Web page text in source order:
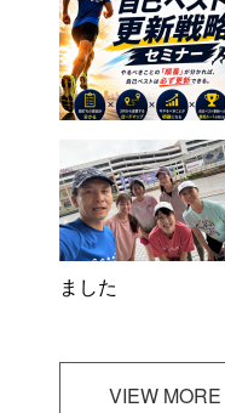
ました
VIEW MORE